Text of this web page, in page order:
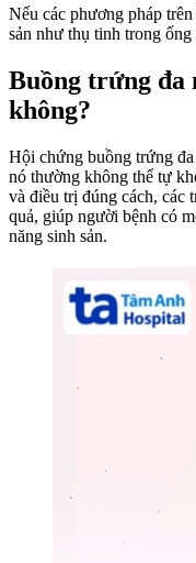
Nếu các phương pháp
sản như thụ tinh trong
Buồng trứng đa
không?
Hội chứng buồng trứng
nó thường không thể tự
và điều trị đúng cách, các
quả, giúp người bệnh có
năng sinh sản.